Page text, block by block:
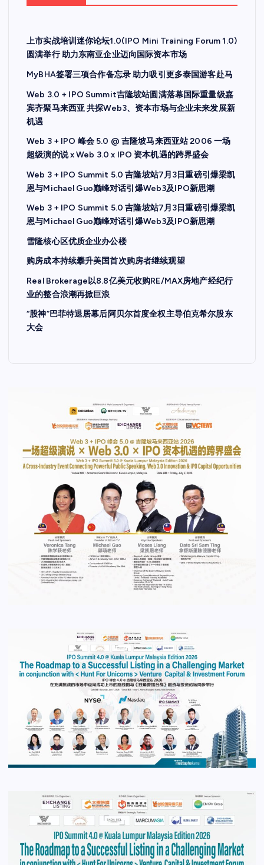
上市实战培训迷你论坛1.0(IPO Mini Training Forum 1.0)
圆满举行 助力东南亚企业迈向国际资本市场
MyBHA签署三项合作备忘录 助力吸引更多泰国游客赴马
Web 3.0 + IPO Summit吉隆坡站圆满落幕国际重量级嘉
宾齐聚马来西亚 共探Web3、资本市场与企业未来发展新
机遇
Web 3 + IPO 峰会 5.0 @ 吉隆坡马来西亚站 2006 一场
超级演的说 x Web 3.0 x IPO 资本机遇的跨界盛会
Web 3 + IPO Summit 5.0 吉隆坡站7月3日重磅引爆梁凯
恩与Michael Guo巅峰对话引爆Web3及IPO新思潮
Web 3 + IPO Summit 5.0 吉隆坡站7月3日重磅引爆梁凯
恩与Michael Guo巅峰对话引爆Web3及IPO新思潮
雪隆核心区优质企业办公楼
购房成本持续攀升美国首次购房者继续观望
Real Brokerage以8.8亿美元收购RE/MAX房地产经纪行
业的整合浪潮再掀巨浪
“股神”巴菲特退居幕后阿贝尔首度全权主导伯克希尔股东
大会